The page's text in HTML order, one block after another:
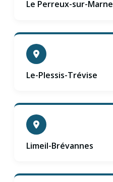
Le Perreux-sur-Marne
Le-Plessis-Trévise
Limeil-Brévannes